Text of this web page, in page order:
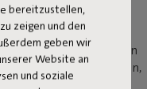
bereitzustellen,
zeigen und den
geben wir
Website an
und soziale
der von den bekannten
ist. Verwende ihn,
Lieblingssnacks und